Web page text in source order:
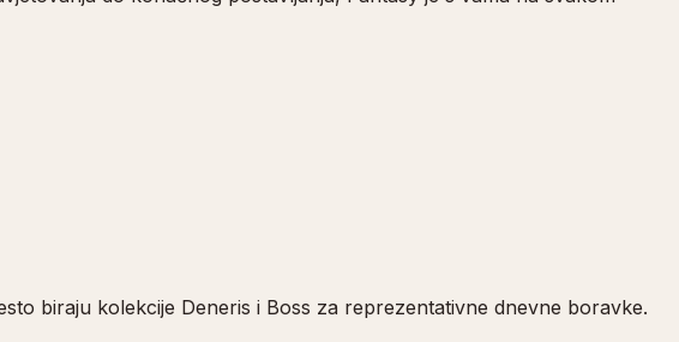
biraju kolekcije Deneris i Boss za reprezentativne dnevne boravke.